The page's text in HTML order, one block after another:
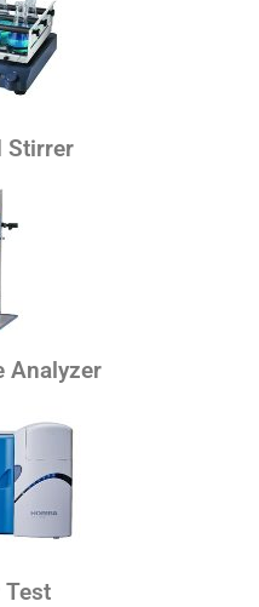
Stirrer
Analyzer
Test